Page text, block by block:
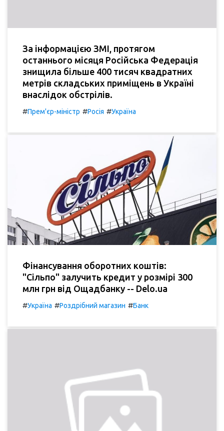
За інформацією ЗМІ, протягом
останнього місяця Російська Федерація
знищила більше 400 тисяч квадратних
метрів складських приміщень в Україні
внаслідок обстрілів.
#Прем'єр-міністр #Росія #Україна
Фінансування оборотних коштів:
"Сільпо" залучить кредит у розмірі 300
млн грн від Ощадбанку -- Delo.ua
#Україна #Роздрібний магазин #Банк